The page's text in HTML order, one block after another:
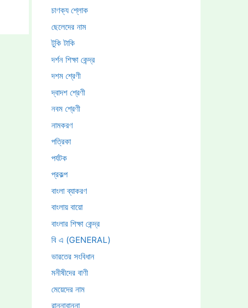
চাণক্য শ্লোক
ছেলেদের নাম
টুকি টাকি
দর্শন শিক্ষা কেন্দ্র
দশম শ্রেণী
দ্বাদশ শ্রেণী
নবম শ্রেণী
নামকরণ
পত্রিকা
পর্যটক
প্রকল্প
বাংলা ব্যাকরণ
বাংলায় বায়ো
বাংলার শিক্ষা কেন্দ্র
বি এ (GENERAL)
ভারতের সংবিধান
মনীষীদের বাণী
মেয়েদের নাম
রান্নাবান্না